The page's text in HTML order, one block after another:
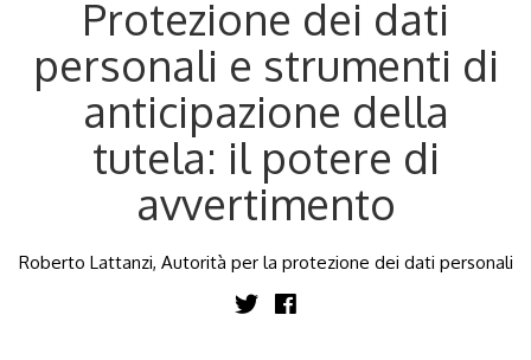
Protezione dei dati
personali e strumenti di
anticipazione della
tutela: il potere di
avvertimento
Roberto Lattanzi, Autorità per la protezione dei dati personali